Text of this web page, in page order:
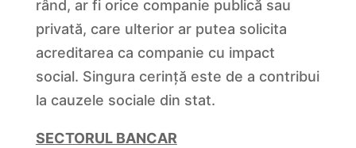
rând, ar fi orice companie publică sau
privată, care ulterior ar putea solicita
acreditarea ca companie cu impact
social. Singura cerință este de a contribui
la cauzele sociale din stat.
SECTORUL BANCAR